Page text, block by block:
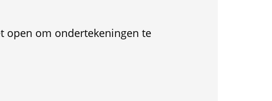
open om ondertekeningen te